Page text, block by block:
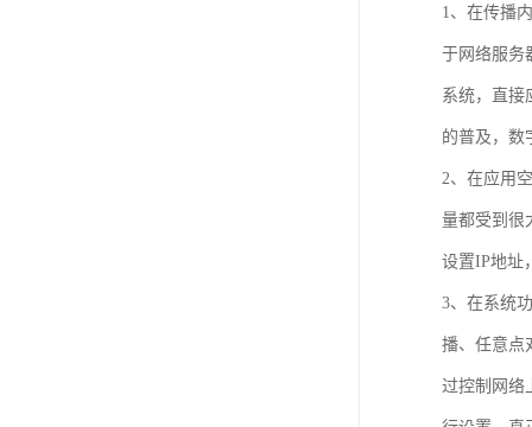
1、在传播
于网络服务
系统，直接
的普及，数
2、在应用
量都受到很
设置IP地址
3、在系统
播、任意点
过控制网络